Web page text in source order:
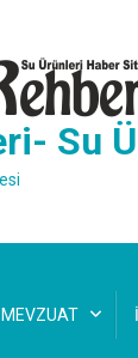
Su
MEVZUAT